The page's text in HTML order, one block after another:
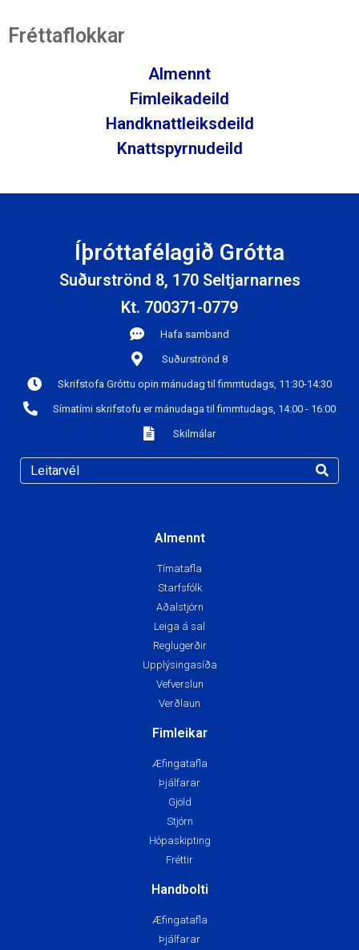
Fréttaflokkar
Almennt
Fimleikadeild
Handknattleiksdeild
Knattspyrnudeild
Íþróttafélagið Grótta
Suðurströnd 8, 170 Seltjarnarnes
Kt. 700371-0779
Hafa samband
Suðurströnd 8
Skrifstofa Gróttu opin mánudag til fimmtudags, 11:30-14:30
Símatími skrifstofu er mánudaga til fimmtudags, 14:00 - 16:00
Skilmálar
Almennt
Tímatafla
Starfsfólk
Aðalstjórn
Leiga á sal
Reglugerðir
Upplýsingasíða
Vefverslun
Verðlaun
Fimleikar
Æfingatafla
Þjálfarar
Gjöld
Stjórn
Hópaskipting
Fréttir
Handbolti
Æfingatafla
Þjálfarar